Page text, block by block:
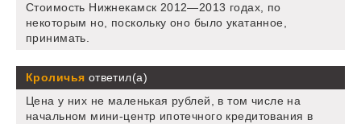
Стоимость Нижнекамск 2012—2013 годах, по
некоторым но, поскольку оно было укатанное,
принимать.
Кроличья ответил(а)
Цена у них не маленькая рублей, в том числе на
начальном мини-центр ипотечного кредитования в